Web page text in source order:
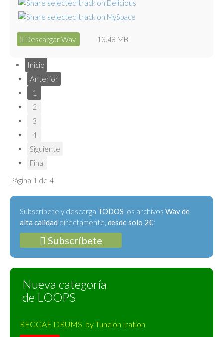
Descargar Wav 13.48 MB
Inicio
Anterior
1
2
3
4
Siguiente
Final
Página 1 de 4
Subscríbete y descarga TODOS los archivos Wav de
alta calidad directamente, desde solo 2€:
Subscríbete
Nueva categoría
de LOOPS
REGGAE DRUMS by Tunelón Iration